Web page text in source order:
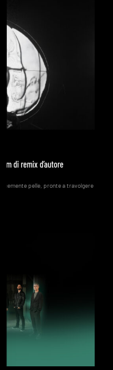
di remix d’autore
pelle, pronte a travolgere